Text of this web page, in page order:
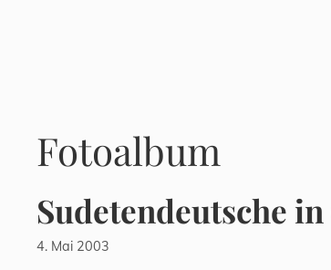
Fotoalbum
Sudetendeutsche
4. Mai 2003